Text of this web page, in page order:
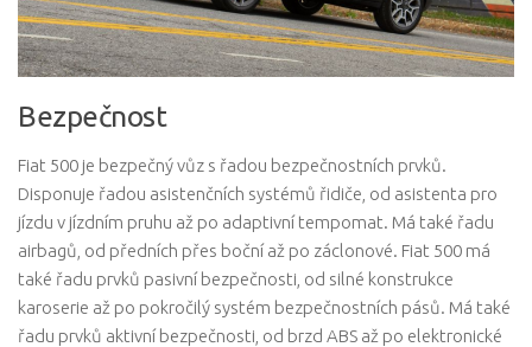
Bezpečnost
Fiat 500 je bezpečný vůz s řadou bezpečnostních prvků.
Disponuje řadou asistenčních systémů řidiče, od asistenta pro
jízdu v jízdním pruhu až po adaptivní tempomat. Má také řadu
airbagů, od předních přes boční až po záclonové. Fiat 500 má
také řadu prvků pasivní bezpečnosti, od silné konstrukce
karoserie až po pokročilý systém bezpečnostních pásů. Má také
řadu prvků aktivní bezpečnosti, od brzd ABS až po elektronické